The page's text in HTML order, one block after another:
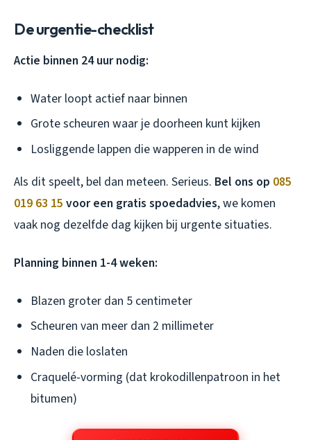
De urgentie-checklist
Actie binnen 24 uur nodig:
Water loopt actief naar binnen
Grote scheuren waar je doorheen kunt kijken
Losliggende lappen die wapperen in de wind
Als dit speelt, bel dan meteen. Serieus. Bel ons op 085
019 63 15 voor een gratis spoedadvies, we komen
vaak nog dezelfde dag kijken bij urgente situaties.
Planning binnen 1-4 weken:
Blazen groter dan 5 centimeter
Scheuren van meer dan 2 millimeter
Naden die loslaten
Craquelé-vorming (dat krokodillenpatroon in het
bitumen)